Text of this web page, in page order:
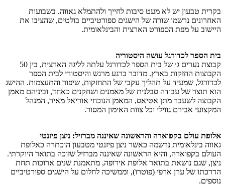
בקרית טבעון יש לא מעט סיבות לחייך ולהתמלא גאווה. בשבועות
האחרונים נרשמו שורה של הישגים ספורטיביים בולטים, שהציבו את
היישוב על מפת הספורט הארצית והבינלאומית.
בית הספר לכדורגל עושה היסטוריה
קבוצת נערים ג׳ של בית הספר לכדורגל עלתה לליגה הארצית, בין 50
הקבוצות החזקות בארץ. מדובר ברגע מרגש והיסטורי לבית הספר
לכדורגל, שמעיד על תהליך עקבי של התחזקות, שיפור והתעצמות. ההישג
הוא תוצר של עבודה סבלנית של מאמנים ושחקנים כאחד, וביניהם מאמן
הקבוצה לשעבר מתן אטיאס, המאמן הנוכחי אוריאל מאיר, המנהל
המקצועי אבירם גווילי וכל צוות האימון המסור.
אלופת עולם בקפוארה והראשונה שאיננה מברזיל: ניצן פיזנטי
גאווה בינלאומית נרשמה כאשר ניצן פיזנטי מטבעון הוכתרה כאלופת
העולם בקפוארה, והיא הראשונה שאיננה מברזיל שזוכה בתואר היוקרתי.
ניצן, שגם נושאת בתואר אלופת אירופה, מתאמנת שנים ארוכות תחת
הדרכתו של ערן ארפי (פוטרו), וממשיכה לחלום על הישגים ספורטיביים
נוספים.